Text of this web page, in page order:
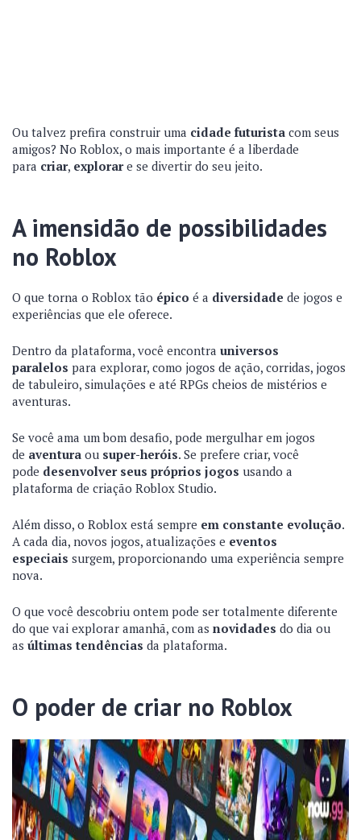
Ou talvez prefira construir uma cidade futurista com seus
amigos? No Roblox, o mais importante é a liberdade
para criar, explorare se divertir do seu jeito.
A imensidão de possibilidades
no Roblox
O que torna o Roblox tão épico é a diversidade de jogos e
experiências que ele oferece.
Dentro da plataforma, você encontra universos
paralelos para explorar, como jogos de ação, corridas, jogos
de tabuleiro, simulações e até RPGs cheios de mistérios e
aventuras.
Se você ama um bom desafio, pode mergulhar em jogos
de aventura ou super-heróis. Se prefere criar, você
pode desenvolver seus próprios jogos usando a
plataforma de criação Roblox Studio.
Além disso, o Roblox está sempre em constante evolução.
A cada dia, novos jogos, atualizações e eventos
especiais surgem, proporcionando uma experiência sempre
nova.
O que você descobriu ontem pode ser totalmente diferente
do que vai explorar amanhã, com as novidades do dia ou
as últimas tendências da plataforma.
O poder de criar no Roblox